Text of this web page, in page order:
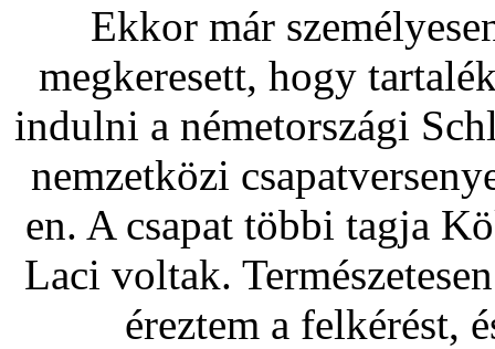
Ekkor már
megkeresett, hogy
indulni a németországi
nemzetközi
en. A csapat többi tagja
Laci voltak.
éreztem a felkérést,